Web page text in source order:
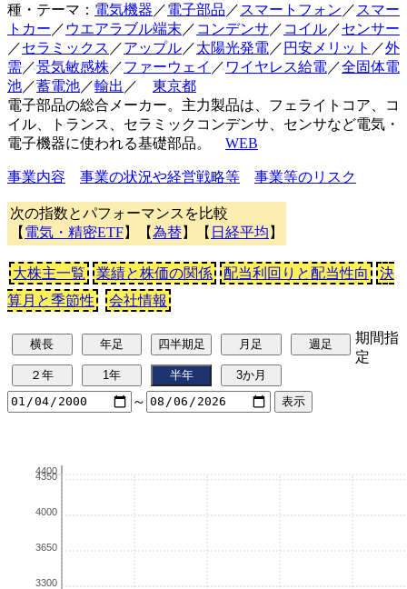
種・テーマ： 電気機器 ／電子部品 ／ スマートフォン ／ スマー
トカー ／ ウエアラブル端末 ／ コンデンサ ／ コイル／センサー
／セラミックス ／アップル／太陽光発電 ／ 円安メリット ／外
需／景気敏感株／ファーウェイ ／ ワイヤレス給電 ／全固体電
池／蓄電池／輸出 ／ 東京都
電子部品の総合メーカー。主力製品は、フェライトコア、コ
イル、トランス、セラミックコンデンサ、センサなど電気・
電子機器に使われる基礎部品。 WEB
事業内容 事業の状況や経営戦略等 事業等のリスク
次の指数とパフォーマンスを比較
【 電気・精密ETF】【為替】【 日経平均 】
大株主一覧 業績と株価の関係 配当利回りと配当性向
決
算月と季節性
会社情報
期間指
定
～